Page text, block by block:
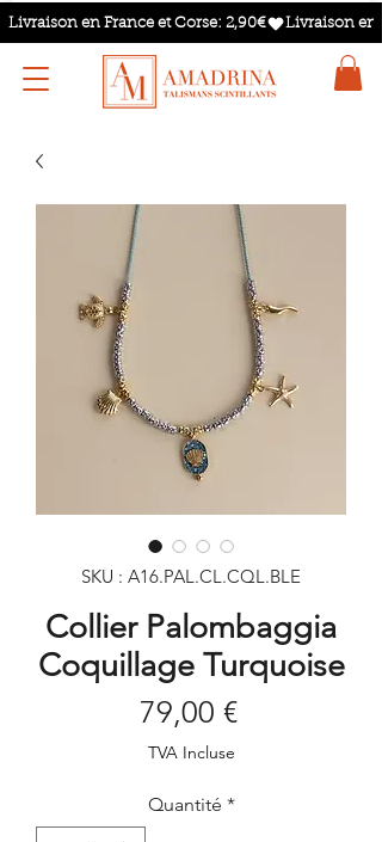
TALISMANS SCINTILLANTS
Livraison en France et Corse: 2,90€
SKU : A16.PAL.CL.CQL.BLE
Collier Palombaggia
Coquillage Turquoise
79,00 €Prix
TVA Incluse
Quantité *